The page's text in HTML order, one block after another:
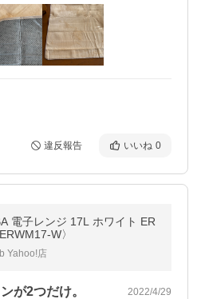
違反報告 いいね 0
電子レンジ 17L ホワイト ER
W〉
Yahoo!店
が2つだけ。 2022/4/29